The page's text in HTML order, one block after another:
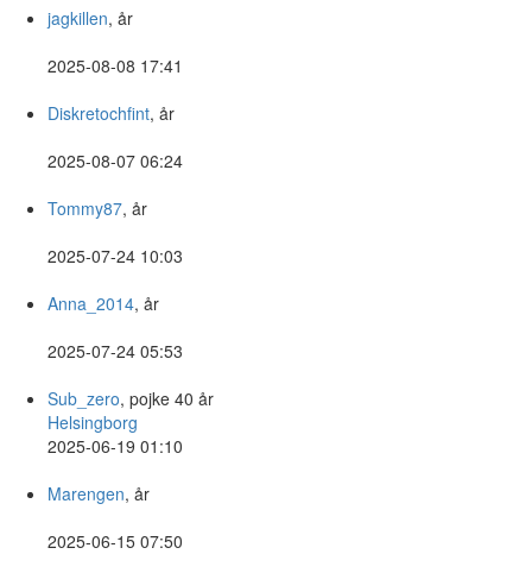
jagkillen, år
2025-08-08 17:41
Diskretochfint, år
2025-08-07 06:24
Tommy87, år
2025-07-24 10:03
Anna_2014, år
2025-07-24 05:53
Sub_zero, pojke 40 år
Helsingborg
2025-06-19 01:10
Marengen, år
2025-06-15 07:50